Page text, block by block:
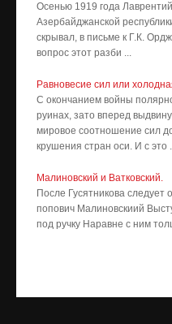
Осенью 1919 года
Азербайджанской
скрывал, в письме к Г.К.
вопрос этот разби ...
Равновесие сил или
С окончанием войны
руинах, зато вперед
мировое соотношение сил
крушения стран оси. И с это
Малиновский и Ватковский.
После Гусятникова следует
попович Малиновскиий
под ручку Наравне с ним